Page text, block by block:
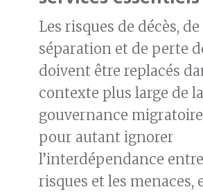
Les risques de décès, de
séparation et de perte
doivent être replacés
contexte plus large de la
gouvernance
pour autant ignorer
l’interdépendance
risques et les menaces,